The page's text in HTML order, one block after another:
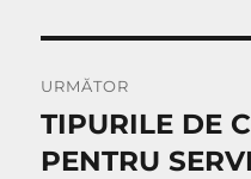
URMĂTOR
Articolul
următor:
TIPURILE DE
PENTRU